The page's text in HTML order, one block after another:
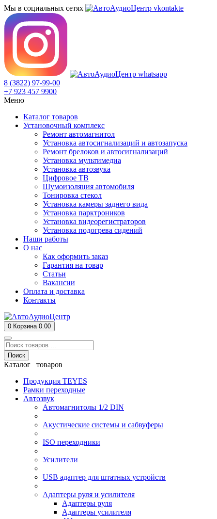
Мы в социальных сетях
8 (3822) 97-99-00
+7 923 457 9900
Меню
Каталог товаров
Установочный комплекс
Ремонт автомагнитол
Установка автосигнализаций и автозапуска
Ремонт брелоков и автосигнализаций
Установка мультимедиа
Установка автозвука
Цифровое ТВ
Шумоизоляция автомобиля
Тонировка стекол
Установка камеры заднего вида
Установка парктроников
Установка видеорегистраторов
Установка подогрева сидений
Наши работы
О нас
Как оформить заказ
Гарантия на товар
Статьи
Вакансии
Оплата и доставка
Контакты
0 Корзина 0.00
Поиск
Каталог товаров
Продукция TEYES
Рамки переходные
Автозвук
Автомагнитолы 1/2 DIN
Акустические системы и сабвуферы
ISO переходники
Усилители
USB адаптер для штатных устройств
Адаптеры руля и усилителя
Адаптеры руля
Адаптеры усилителя